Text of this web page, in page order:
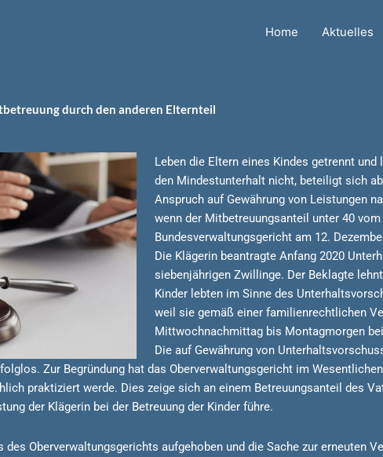
Home Aktuelles
durch den anderen Elternteil
Leben die Eltern eines Kindes getrennt
den Mindestunterhalt nicht, beteiligt sich
Anspruch auf Gewährung von Leistungen
wenn der Mitbetreuungsanteil unter 40
Bundesverwaltungsgericht am 12.
Die Klägerin beantragte Anfang 2020
siebenjährigen Zwillinge. Der Beklagte
Kinder lebten im Sinne des
weil sie gemäß einer familienrechtlichen
Mittwochnachmittag bis Montagmorgen
Die auf Gewährung von
Zur Begründung hat das Oberverwaltungsgericht im
praktiziert werde. Dies zeige sich an einem Betreuungsanteil des
der Klägerin bei der Betreuung der Kinder führe.
Oberverwaltungsgerichts aufgehoben und die Sache zur erneuten